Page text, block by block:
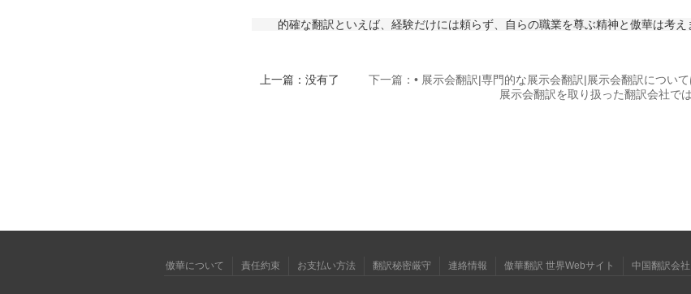
的確な翻訳といえば、経験だけには頼らず、自らの職業を尊ぶ精神と傲華は考え
上一篇：没有了
下一篇：• 展示会翻訳|専門的な展示会翻訳|展示会翻訳につい
展示会翻訳を取り扱った翻訳会社で
傲華について 責任約束 お支払い方法 翻訳秘密厳守 連絡情報 傲華翻訳 世界Webサイト 中国翻訳会社